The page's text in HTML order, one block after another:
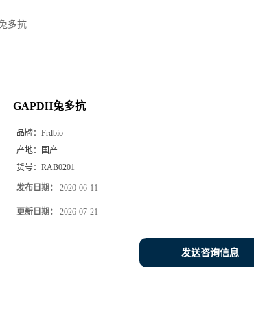
多抗
GAPDH兔多抗
品牌： Frdbio
产地：
国产
货号： RAB0201
发布日期： 2020-06-11
更新日期： 2026-07-21
发送咨询信息